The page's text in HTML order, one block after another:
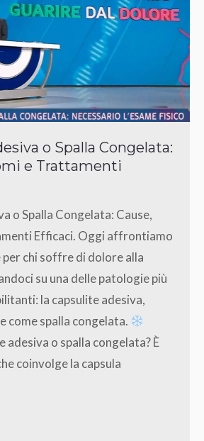
o Spalla Congelata:
e Trattamenti
o Spalla Congelata: Cause,
Efficaci. Oggi affrontiamo
per chi soffre di dolore alla
su una delle patologie più
la capsulite adesiva,
come spalla congelata.
adesiva o spalla congelata? È
coinvolge la capsula